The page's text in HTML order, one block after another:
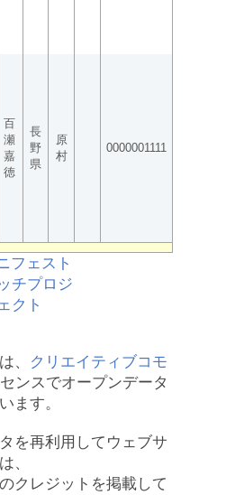
百
瀬
嘉
徳
長
野
県
原
村
0000001111
、
クリエイティブコモ
ンスでオープンデータ
ます。
を再利用してウェブサ
、
クレジットを掲載して